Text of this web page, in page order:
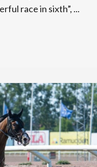
race in sixth”, ...